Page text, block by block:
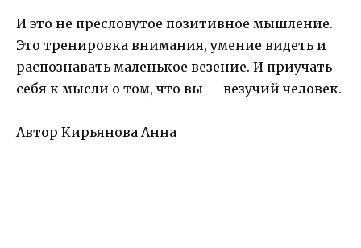
И это не пресловутое позитивное мышление.
Это тренировка внимания, умение видеть и
распознавать маленькое везение. И приучать
себя к мысли о том, что вы — везучий человек.
Автор Кирьянова Анна